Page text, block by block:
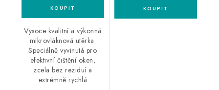
Vysoce kvalitní a výkonná
mikrovláknová utěrka.
Speciálně vyvinutá pro
efektivní čištění oken,
zcela bez reziduí a
extrémně rychlá